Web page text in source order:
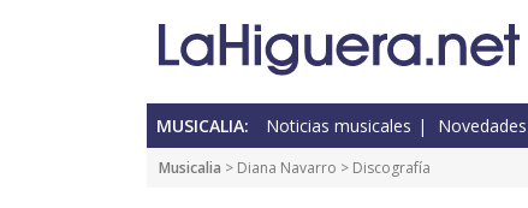
MUSICALIA: Noticias musicales Novedades
Musicalia > Diana Navarro > Discografía